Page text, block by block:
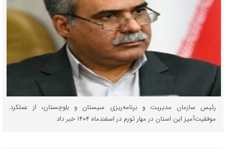
رئیس سازمان مدیریت و برنامه‌ریزی سیستان و بلوچستان، از عملکرد
موفقیت‌آمیز این استان در مهار تورم در اسفندماه ۱۴۰۴ خبر داد.